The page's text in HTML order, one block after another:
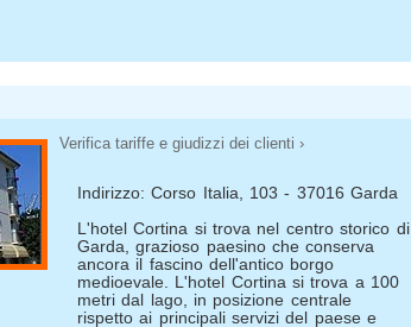
Verifica tariffe e giudizzi dei clienti ›
Indirizzo: Corso Italia, 103 - 37016 Garda
L'hotel Cortina si trova nel centro storico di
Garda, grazioso paesino che conserva
ancora il fascino dell'antico borgo
medioevale. L'hotel Cortina si trova a 100
metri dal lago, in posizione centrale
rispetto ai principali servizi del paese e